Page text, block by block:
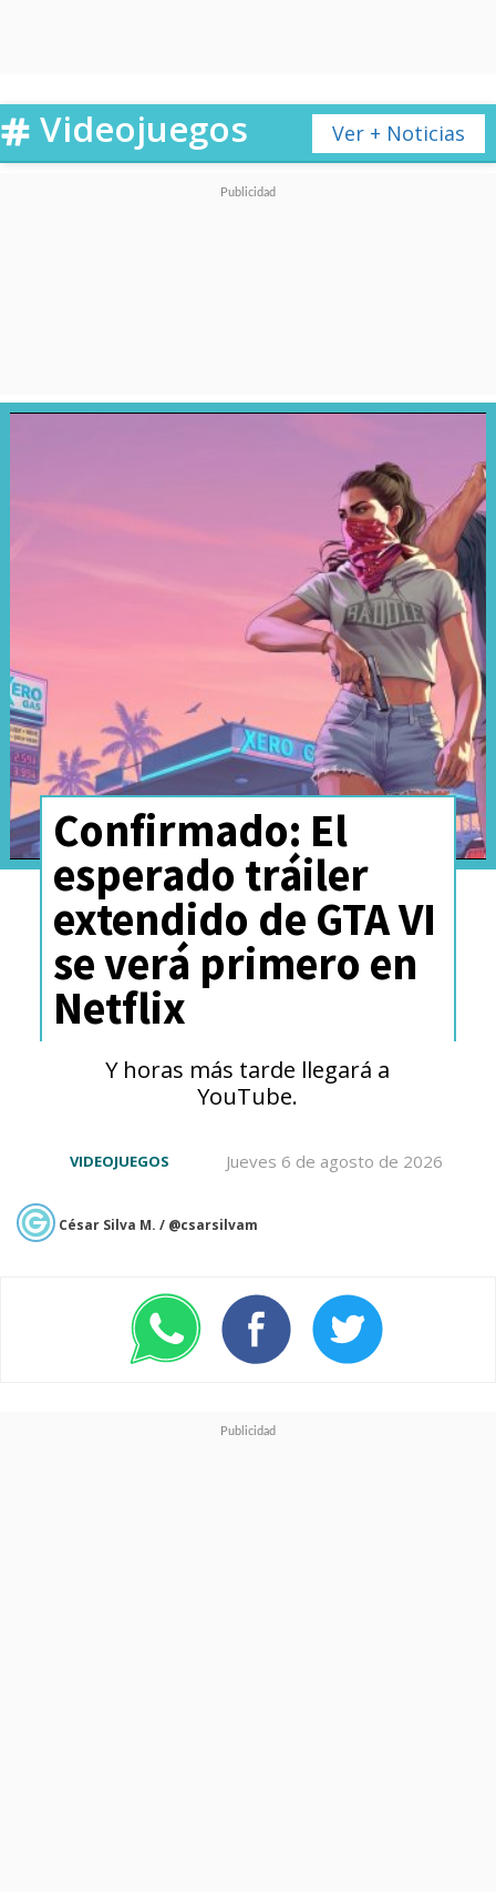
Ver + Noticias
Videojuegos
Confirmado: El
esperado tráiler
extendido de GTA VI
se verá primero en
Netflix
Y horas más tarde llegará a
YouTube.
Jueves 6 de agosto de 2026
VIDEOJUEGOS
César Silva M. / @csarsilvam